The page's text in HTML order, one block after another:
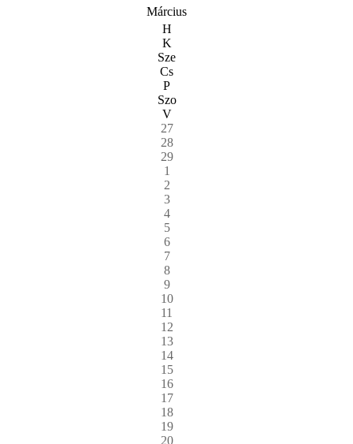
Március
H
K
Sze
Cs
P
Szo
V
27
28
29
1
2
3
4
5
6
7
8
9
10
11
12
13
14
15
16
17
18
19
20